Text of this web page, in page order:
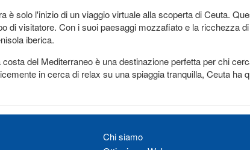
è solo l'inizio di un viaggio virtuale alla scoperta di Ceuta.
di visitatore. Con i suoi paesaggi mozzafiato e la ricchezza
iberica.
del Mediterraneo è una destinazione perfetta per chi
in cerca di relax su una spiaggia tranquilla, Ceuta
Chi siamo